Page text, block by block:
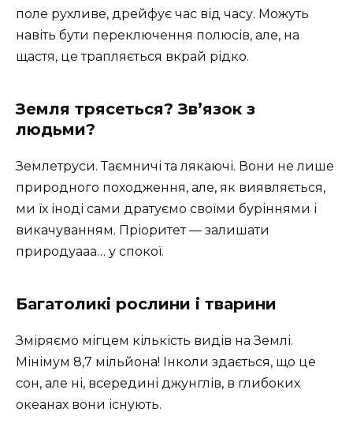
поле рухливе, дрейфує час від часу. Можуть
навіть бути переключення полюсів, але, на
щастя, це трапляється вкрай рідко.
Земля трясеться? Зв’язок з
людьми?
Землетруси. Таємничі та лякаючі. Вони не лише
природного походження, але, як виявляється,
ми їх іноді сами дратуємо своїми буріннями і
викачуванням. Пріоритет — залишати
природуааа… у спокої.
Багатоликі рослини і тварини
Зміряємо мігцем кількість видів на Землі.
Мінімум 8,7 мільйона! Інколи здається, що це
сон, але ні, всередині джунглів, в глибоких
океанах вони існують.